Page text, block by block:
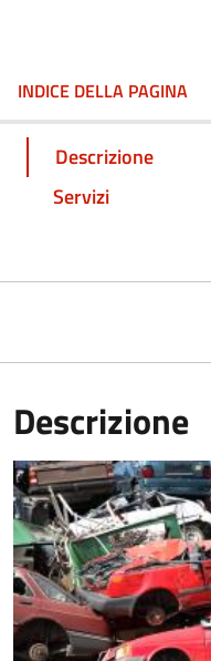
INDICE DELLA PAGINA
Descrizione
Servizi
Descrizione